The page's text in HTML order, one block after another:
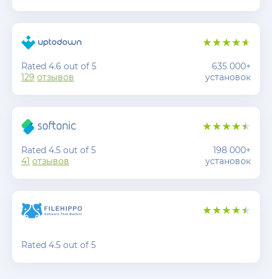
Rated 4.6 out of 5
129 отзывов
635 000+
установок
Rated 4.5 out of 5
41 отзывов
198 000+
установок
Rated 4.5 out of 5